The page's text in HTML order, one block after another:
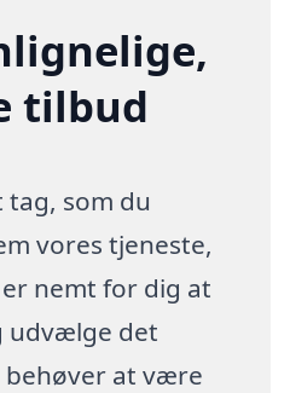
tilbud
tag, som du
vores tjeneste,
nemt for dig at
udvælge det
behøver at være